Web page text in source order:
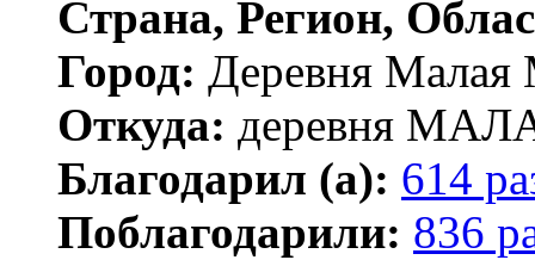
Страна, Регион,
Город: Деревня Малая
Откуда: деревня
Благодарил (а): 614
Поблагодарили: 836